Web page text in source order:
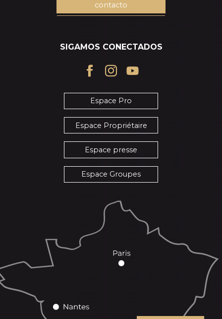
contacto
SIGAMOS CONECTADOS
Espace Pro
Espace Propriétaire
Espace presse
Espace Groupes